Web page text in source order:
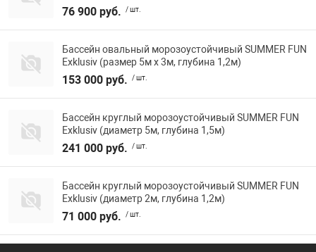
76 900 руб. / шт.
Бассейн овальный морозоустойчивый SUMMER FUN
Exklusiv (размер 5м х 3м, глубина 1,2м)
153 000 руб. / шт.
Бассейн круглый морозоустойчивый SUMMER FUN
Exklusiv (диаметр 5м, глубина 1,5м)
241 000 руб. / шт.
Бассейн круглый морозоустойчивый SUMMER FUN
Exklusiv (диаметр 2м, глубина 1,2м)
71 000 руб. / шт.